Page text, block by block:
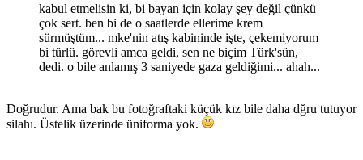
kabul etmelisin ki, bi bayan için kolay şey değil çünkü
çok sert. ben bi de o saatlerde ellerime krem
sürmüştüm... mke'nin atış kabininde işte, çekemiyorum
bi türlü. görevli amca geldi, sen ne biçim Türk'sün,
dedi. o bile anlamış 3 saniyede gaza geldiğimi... ahah...
Doğrudur. Ama bak bu fotoğraftaki küçük kız bile daha dğru tutuyor
silahı. Üstelik üzerinde üniforma yok.